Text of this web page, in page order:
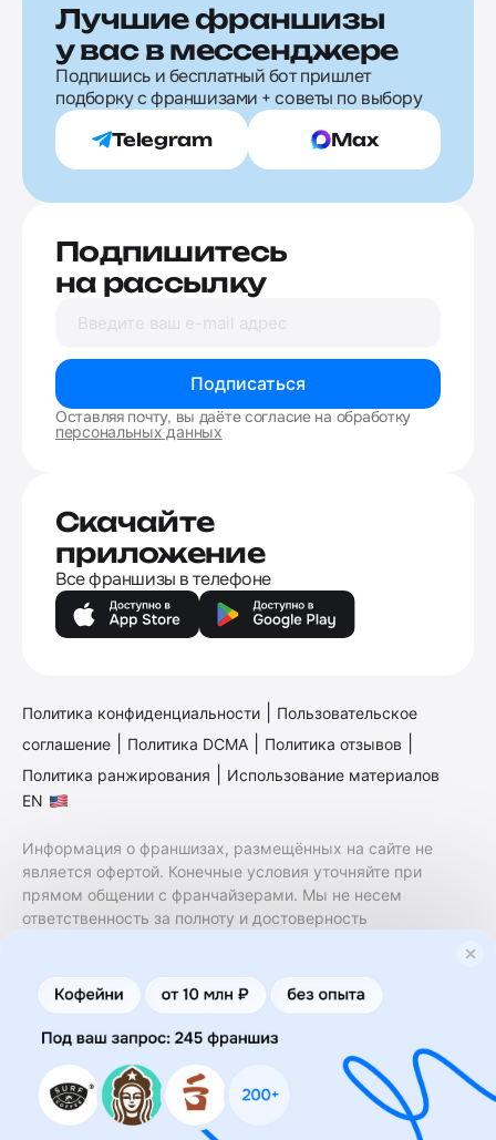
Лучшие франшизы
у вас в мессенджере
Подпишись и бесплатный бот пришлет
подборку с франшизами + советы по выбору
Telegram Max
Подпишитесь
на рассылку
Подписаться
Оставляя почту, вы даёте согласие на обработку
персональных данных
Скачайте
приложение
Все франшизы в телефоне
Политика конфиденциальности
Пользовательское
соглашение
Политика DCMA Политика отзывов
Политика ранжирования
Использование материалов
EN
Информация о франшизах, размещённых на сайте не
является офертой. Конечные условия уточняйте при
прямом общении с франчайзерами. Мы не несем
ответственность за полноту и достоверность
финансовые услуги. Заключение договоров
коммерческой концессии (франчайзинга) осуществляется
правообладателями/их представителями. Бизнесменс.ру
не является посредником или представителем
правообладателя и не несет ответственность за условия
предоставления франшизы и действия лиц,
осуществленные на основании информации, имеющейся